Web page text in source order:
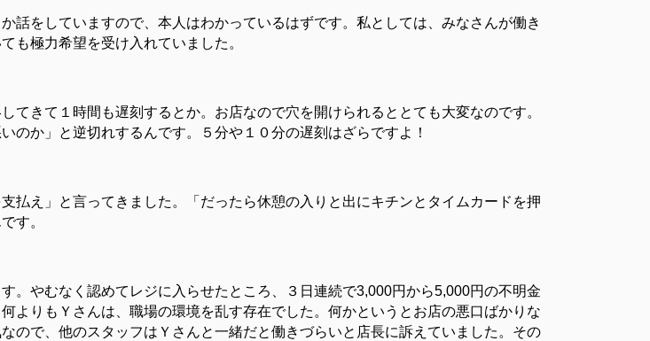
話をしていますので、本人はわかっているはずです。私としては、みなさんが働き
も極力希望を受け入れていました。
てきて１時間も遅刻するとか。お店なので穴を開けられるととても大変なのです。
のか」と逆切れするんです。５分や１０分の遅刻はざらですよ！
払え」と言ってきました。「だったら休憩の入りと出にキチンとタイムカードを押
す。
。やむなく認めてレジに入らせたところ、３日連続で3,000円から5,000円の不明金
よりもＹさんは、職場の環境を乱す存在でした。何かというとお店の悪口ばかりな
ので、他のスタッフはＹさんと一緒だと働きづらいと店長に訴えていました。その